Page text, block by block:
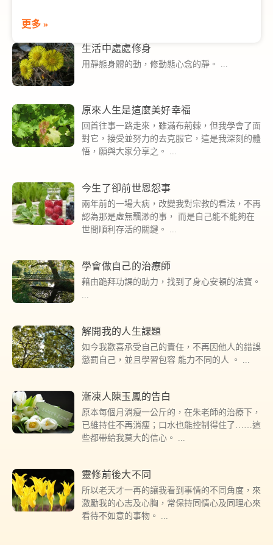
更多 »
生活中處處修身
用靜態身體的動，修動態心念的靜。
原來人生是這麼美好幸福
回首往事一路走來，雖滿布荊棘，但我學會了面
對它，接受並努力的去克服它，這是我深刻的體
悟，願與大家分享之。
今生了卻前世恩怨事
兩年前的一場大病，改變我對宗教的看法，不再
認為那是虛無飄渺的事， 而是自己能不能夠在
世間順利存活的關鍵。
學會做自己的治療師
藉由跪拜功課的助力，找到了身心安頓的法寶。
解開我的人生課題
如今我歡喜承受自己的責任，不再因他人的錯誤
懲罰自己，並且學習包容 能力不同的人 。
漸凍人陳玉鳳的告白
原本每個月消瘦一公斤的，在朱老師的治療下，
已維持住不再消瘦；口水也能控制得住了……這
些都帶給我莫大的信心。
靈修前後大不同
所以老天才一再的讓我看到事情的不同角度，來
激勵我的心志及心胸，常保持同情心及同理心來
看待不如意的事物。